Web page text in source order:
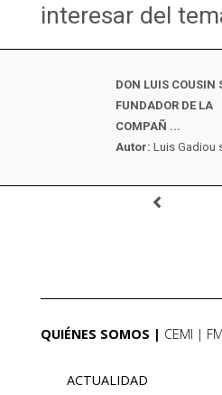
interesar del
DON LUIS COUSIN
FUNDADOR DE LA
COMPAÑ ...
Autor: Luis Gadiou
QUIÉNES SOMOS CEMI
ACTUALIDAD